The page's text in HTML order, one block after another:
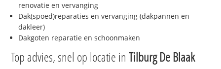
renovatie en vervanging
Dak(spoed)reparaties en vervanging (dakpannen en
dakleer)
Dakgoten reparatie en schoonmaken
Top advies, snel op locatie inTilburg De Blaak